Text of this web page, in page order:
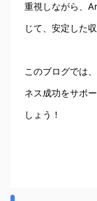
重視しながら、
じて、安定した
このブログでは
ネス成功をサポ
しょう！